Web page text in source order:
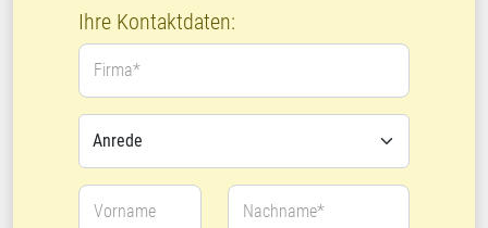
Ihre Kontaktdaten:
Firma*
Vorname Nachname*